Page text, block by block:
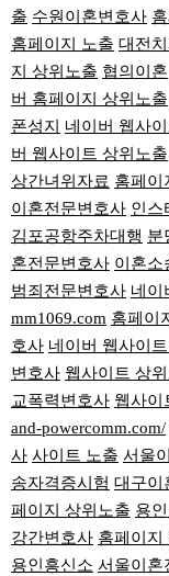
출 수원이혼변호사
홈페이지 노출 대전
지 상위노출 협의이혼
버 홈페이지 상위노출
폰성지
네이버 웹사
버 웹사이트 상위노출
상간녀위자료 홈페이
이혼전문변호사 인스
김포공항주차대행 분
혼전문변호사 이혼소
범죄전문변호사 네이
mm1069.com 홈페이
호사 네이버 웹사이
변호사 웹사이트 상
교폭력변호사 웹사이
and-powercomm.com/
사 사이트 노출 서울
송자격증시험 대구이
페이지 상위노출 용
강간변호사 홈페이지
용인흥신소 서울이혼